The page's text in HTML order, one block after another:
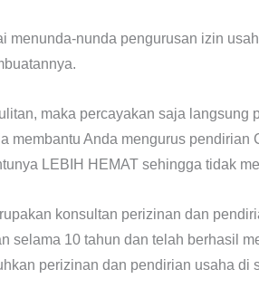
menunda-nunda pengurusan izin
maka percayakan saja langsung
membantu Anda mengurus pendirian
LEBIH HEMAT sehingga tidak
konsultan perizinan dan
selama 10 tahun dan telah berhasil
perizinan dan pendirian usaha di